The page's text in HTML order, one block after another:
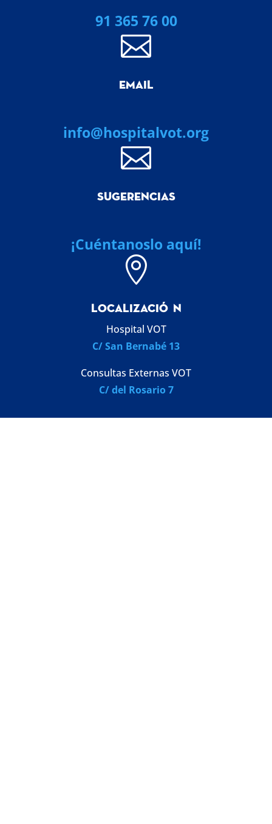
91 365 76 00

EMAIL
info@hospitalvot.org

SUGERENCIAS
¡Cuéntanoslo aquí!

LOCALIZACIÓ N
Hospital VOT
C/ San Bernabé 13
Consultas Externas VOT
C/ del Rosario 7